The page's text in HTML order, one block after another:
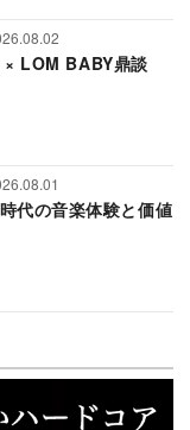
× LOM BABY鼎談
代の音楽体験と価値